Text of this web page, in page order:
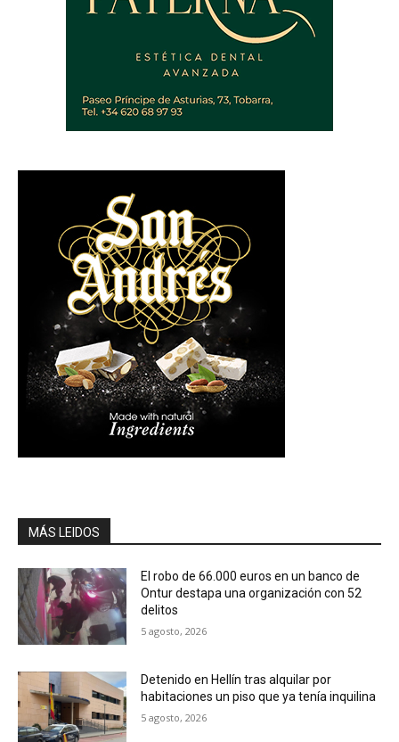
MÁS LEIDOS
El robo de 66.000 euros en un banco de
Ontur destapa una organización con 52
delitos
5 agosto, 2026
Detenido en Hellín tras alquilar por
habitaciones un piso que ya tenía inquilina
5 agosto, 2026